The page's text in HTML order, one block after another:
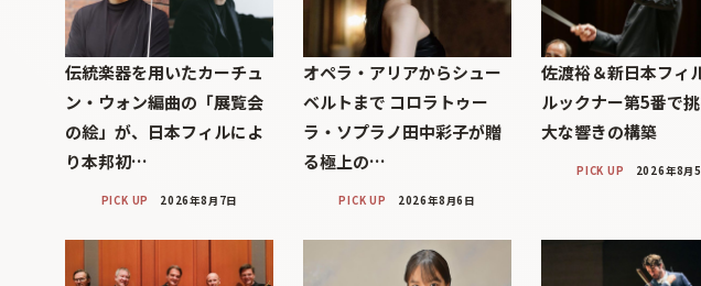
伝統楽器を用いたカーチュ
ン・ウォン編曲の「展覧会
の絵」が、日本フィルによ
り本邦初…
PICK UP 2026年8月7日
オペラ・アリアからシュー
ベルトまで コロラトゥー
ラ・ソプラノ田中彩子が贈
る極上の…
PICK UP 2026年8月6日
佐渡裕＆新日本フィ
ルックナー第5番で
大な響きの構築
PICK UP 2026年8月